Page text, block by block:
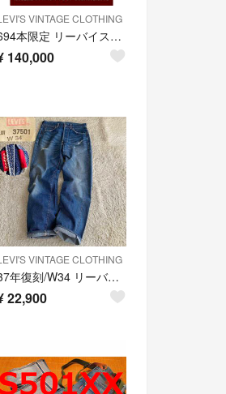
VINTAGE CLOTHING
694本限定 リーバイスLVC S501XX 1944 大戦モデル W34
140,000
VINTAGE CLOTHING
37年復刻/W34 リーバイス 501XX 片面ビッグE 赤耳 尾錠 鬼ヒゲ
22,900